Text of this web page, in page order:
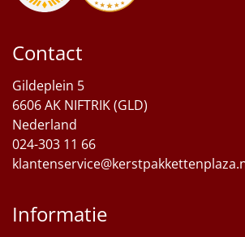
Contact
Gildeplein 5
6606 AK NIFTRIK (GLD)
Nederland
024-303 11 66
Informatie